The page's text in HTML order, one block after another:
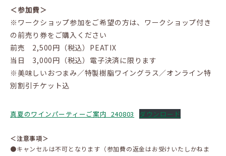
＜参加費＞
※ワークショップ参加をご希望の方は、ワークショップ付き
の前売り券をご購入ください
前売 2,500円（税込）PEATIX
当日 3,000円（税込）電子決済に限ります
※美味しいおつまみ／特製樹脂ワイングラス／オンライン特
別割引チケット込
真夏のワインパーティーご案内_240803 ダウンロード
＜注意事項＞
●キャンセルは不可となります（参加費の返金はお受けいたしかねま